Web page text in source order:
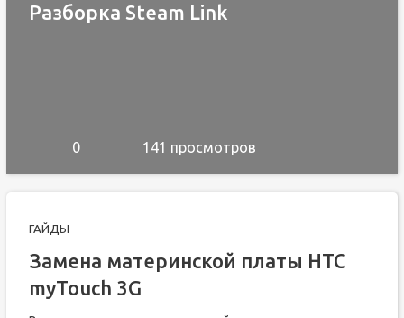
Разборка Steam Link
0 141 просмотров
ГАЙДЫ
Замена материнской платы HTC
myTouch 3G